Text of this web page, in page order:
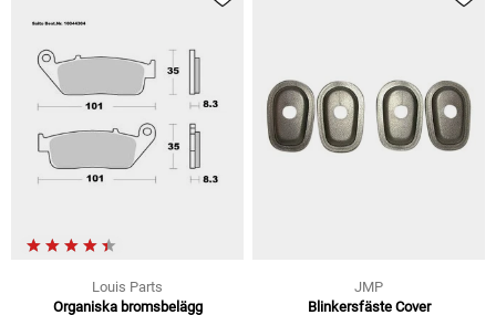
Louis Parts
Organiska bromsbelägg
JMP
Blinkersfäste Cover